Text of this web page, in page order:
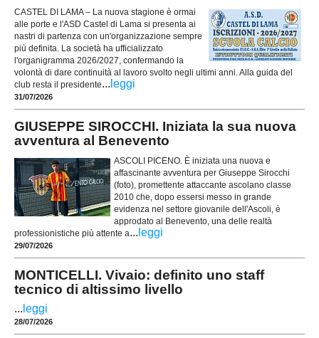
CASTEL DI LAMA – La nuova stagione è ormai
alle porte e l'ASD Castel di Lama si presenta ai
nastri di partenza con un'organizzazione sempre
più definita. La società ha ufficializzato
l'organigramma 2026/2027, confermando la
volontà di dare continuità al lavoro svolto negli ultimi anni. Alla guida del
club resta il presidente... leggi
31/07/2026
GIUSEPPE SIROCCHI. Iniziata la sua nuova
avventura al Benevento
ASCOLI PICENO. È iniziata una nuova e
affascinante avventura per Giuseppe Sirocchi
(foto), promettente attaccante ascolano classe
2010 che, dopo essersi messo in grande
evidenza nel settore giovanile dell'Ascoli, è
approdato al Benevento, una delle realtà
professionistiche più attente a... leggi
29/07/2026
MONTICELLI. Vivaio: definito uno staff
tecnico di altissimo livello
... leggi
28/07/2026